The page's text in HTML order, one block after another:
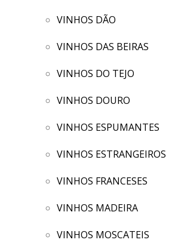
VINHOS DÃO
VINHOS DAS BEIRAS
VINHOS DO TEJO
VINHOS DOURO
VINHOS ESPUMANTES
VINHOS ESTRANGEIROS
VINHOS FRANCESES
VINHOS MADEIRA
VINHOS MOSCATEIS